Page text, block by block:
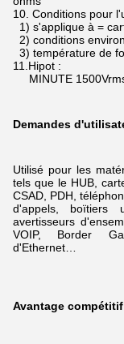
10. Conditions pour
1) s'applique à =
2) conditions
3) température de
11.Hipot :
MINUTE
Demandes
Utilisé pour les
tels que le HUB,
CSAD, PDH,
d'appels, boïtiers
avertisseurs
VOIP, Border
d'Ethernet…
Avantage compétitif